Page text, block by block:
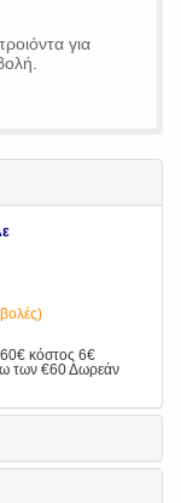
για
κόστος 6€
των €60 Δωρεάν